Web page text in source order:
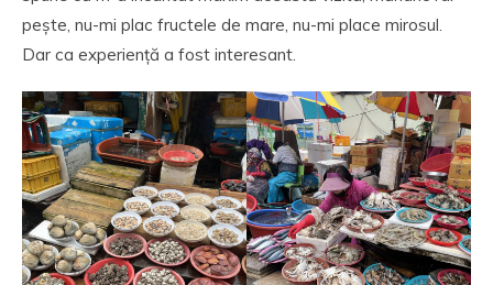
pește, nu-mi plac fructele de mare, nu-mi place mirosul.
Dar ca experiență a fost interesant.